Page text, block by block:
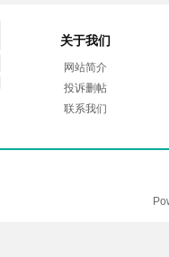
关于我们
网站简介
投诉删帖
联系我们